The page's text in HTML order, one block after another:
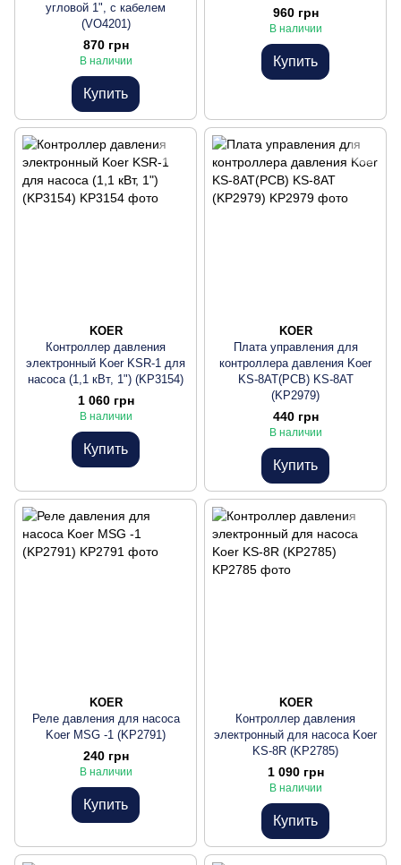
угловой 1", с кабелем
(VO4201)
870 грн
В наличии
Купить
960 грн
В наличии
Купить
KOER
Контроллер давления
электронный Koer KSR-1 для
насоса (1,1 кВт, 1") (KP3154)
1 060 грн
В наличии
Купить
KOER
Плата управления для
контроллера давления Koer
KS-8AT(PCB) KS-8AT
(KP2979)
440 грн
В наличии
Купить
KOER
Реле давления для насоса
Koer MSG -1 (KP2791)
240 грн
В наличии
Купить
KOER
Контроллер давления
электронный для насоса Koer
KS-8R (KP2785)
1 090 грн
В наличии
Купить